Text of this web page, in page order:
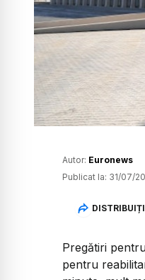
Autor: Euronews
Publicat la: 31/07/
Pregătiri
pentru